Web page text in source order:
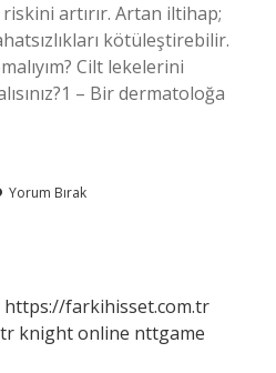
artırır. Artan iltihap;
kötüleştirebilir.
Cilt lekelerini
– Bir dermatoloğa
Yorum Bırak
https://farkihisset.com.tr
knight online nttgame